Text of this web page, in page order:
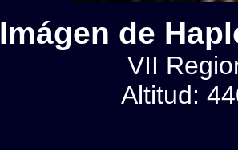
Imágen de
VII
Altitud: